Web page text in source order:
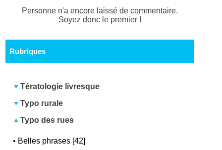
Personne n'a encore laissé de commentaire.
Soyez donc le premier !
Rubriques
Tératologie livresque
Typo rurale
Typo des rues
• Belles phrases [42]